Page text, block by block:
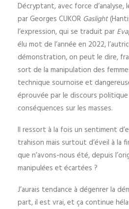
Décryptant, avec force d’analyse,
par Georges CUKOR Gaslight
l’expression, qui se traduit par
élu mot de l’année en 2022,
démonstration, on peut le dire,
sort de la manipulation des
technique sournoise et
éprouvée par le discours politique
conséquences sur les masses.
Il ressort à la fois un sentiment
trahison mais surtout d’éveil à la
que n’avons-nous été, depuis
manipulées et écartées ?
J’aurais tendance à dégenrer la
part, il est vrai, et ça continue